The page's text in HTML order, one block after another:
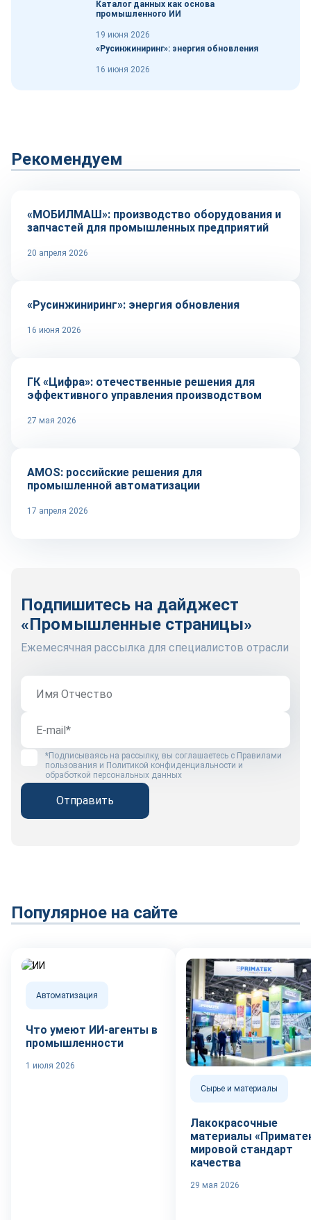
Каталог данных как основа
промышленного ИИ
19 июня 2026
«Русинжиниринг»: энергия обновления
16 июня 2026
Рекомендуем
Оборудование и инструмент
«МОБИЛМАШ»: производство оборудования и
запчастей для промышленных предприятий
20 апреля 2026
Автоматизация
«Русинжиниринг»: энергия обновления
16 июня 2026
Автоматизация
ГК «Цифра»: отечественные решения для
эффективного управления производством
27 мая 2026
Автоматизация
AMOS: российские решения для
промышленной автоматизации
17 апреля 2026
Подпишитесь на дайджест
«Промышленные страницы»
Ежемесячная рассылка для специалистов отрасли
*Подписываясь на рассылку, вы соглашаетесь с Правилами
пользования и Политикой конфиденциальности и
обработкой персональных данных
Отправить
Популярное на сайте
Автоматизация
Что умеют ИИ-агенты в
промышленности
1 июля 2026
Сырье и материалы
Лакокрасочные
материалы
мировой стандарт
качества
29 мая 2026